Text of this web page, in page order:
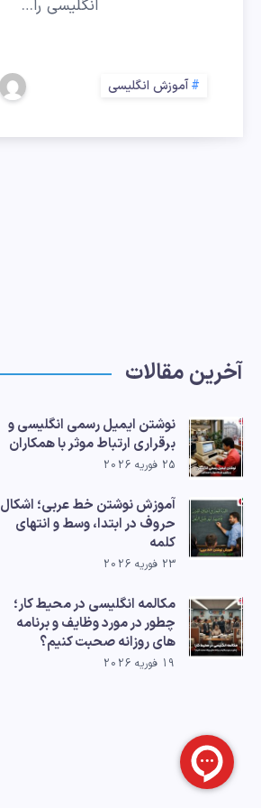
انگلیسی را…
آموزش انگلیسی
آخرین مقالات
نوشتن ایمیل رسمی انگلیسی و
برقراری ارتباط موثر با همکاران
25 فوریه 2026
آموزش نوشتن خط عربی؛ اشکال
حروف در ابتدا، وسط و انتهای
کلمه
23 فوریه 2026
مکالمه انگلیسی در محیط کار؛
چطور در مورد وظایف و برنامه
های روزانه صحبت کنیم؟
19 فوریه 2026